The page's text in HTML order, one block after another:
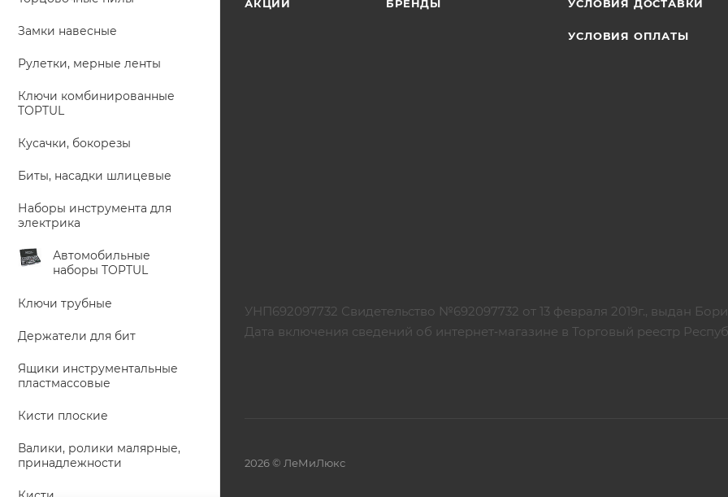
Замки навесные
Рулетки, мерные ленты
Ключи комбинированные
TOPTUL
Кусачки, бокорезы
Биты, насадки шлицевые
Наборы инструмента для
электрика
Автомобильные
наборы TOPTUL
Ключи трубные
Держатели для бит
Ящики инструментальные
пластмассовые
Кисти плоские
Валики, ролики малярные,
принадлежности
АКЦИИ БРЕНДЫ УСЛОВИЯ ДОСТАВКИ
УСЛОВИЯ ОПЛАТЫ
УНП692097732 Свидетельство №692097732 от 13 февраля 2019г., выдан
Дата включения сведений об интернет‑магазине в Торговый реестр
2026 © ЛеМиЛюкс